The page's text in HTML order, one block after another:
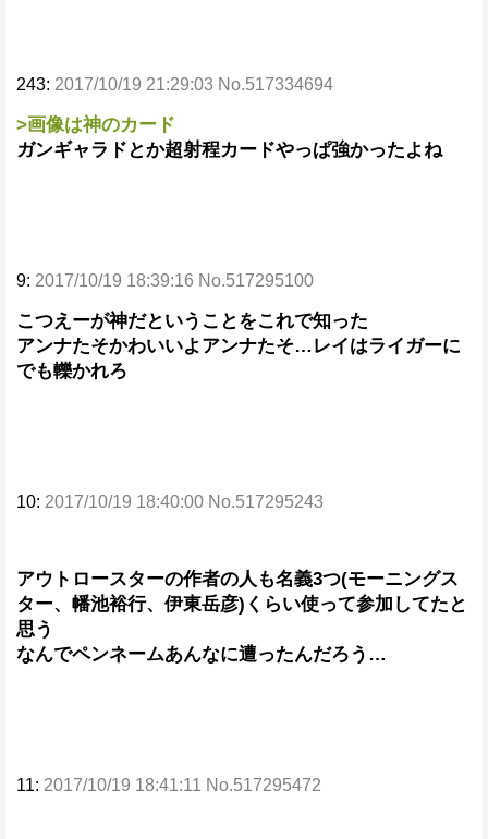
243: 2017/10/19 21:29:03 No.517334694
>画像は神のカード
ガンギャラドとか超射程カードやっぱ強かったよね
9: 2017/10/19 18:39:16 No.517295100
こつえーが神だということをこれで知った
アンナたそかわいいよアンナたそ…レイはライガーに
でも轢かれろ
10: 2017/10/19 18:40:00 No.517295243
アウトロースターの作者の人も名義3つ(モーニングス
ター、幡池裕行、伊東岳彦)くらい使って参加してたと
思う
なんでペンネームあんなに遭ったんだろう…
11: 2017/10/19 18:41:11 No.517295472